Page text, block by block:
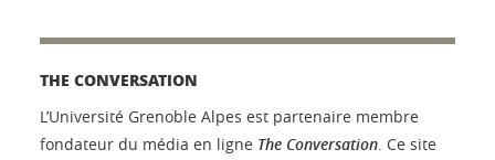
THE CONVERSATION
L’Université Grenoble Alpes est partenaire membre
fondateur du média en ligne The Conversation. Ce site